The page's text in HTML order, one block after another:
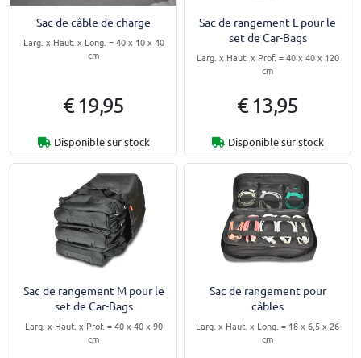
Sac de câble de charge
Larg. x Haut. x Long. = 40 x 10 x 40
cm
€ 19,95
Disponible sur stock
Sac de rangement L pour le
set de Car-Bags
Larg. x Haut. x Prof. = 40 x 40 x 120
cm
€ 13,95
Disponible sur stock
Sac de rangement M pour le
set de Car-Bags
Larg. x Haut. x Prof. = 40 x 40 x 90
cm
Sac de rangement pour
câbles
Larg. x Haut. x Long. = 18 x 6,5 x 26
cm